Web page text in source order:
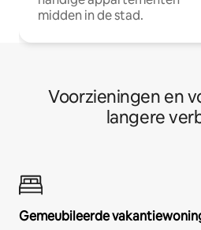
midden in de stad.
Voorzieningen en
langere
Gemeubileerde